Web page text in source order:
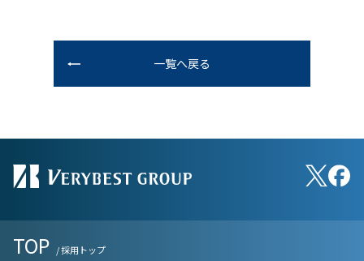
一覧へ戻る
TOP / 採用トップ